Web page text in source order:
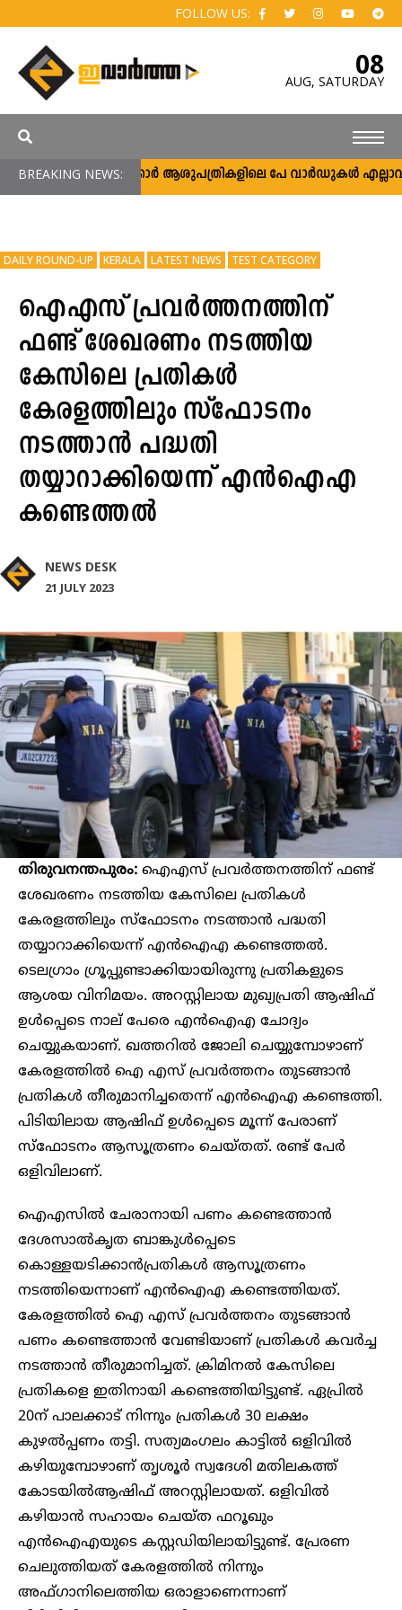
FOLLOW US:
08
AUG, SATURDAY
BREAKING NEWS:സർക്കാർ ആശുപത്രികളിലെ പേ വാർഡുകൾ
DAILY ROUND-UP KERALA LATEST NEWS TEST CATEGORY
ഐഎസ് പ്രവർത്തനത്തിന്
ഫണ്ട് ശേഖരണം നടത്തിയ
കേസിലെ പ്രതികൾ
കേരളത്തിലും സ്ഫോടനം
നടത്താൻ പദ്ധതി
തയ്യാറാക്കിയെന്ന് എൻഐഎ
കണ്ടെത്തൽ
NEWS DESK
21 JULY 2023
തിരുവനന്തപുരം: ഐഎസ് പ്രവർത്തനത്തിന് ഫണ്ട്
ശേഖരണം നടത്തിയ കേസിലെ പ്രതികൾ
കേരളത്തിലും സ്ഫോടനം നടത്താൻ പദ്ധതി
തയ്യാറാക്കിയെന്ന് എൻഐഎ കണ്ടെത്തൽ.
ടെലഗ്രാം ഗ്രൂപ്പുണ്ടാക്കിയായിരുന്നു പ്രതികളുടെ
ആശയ വിനിമയം. അറസ്റ്റിലായ മുഖ്യപ്രതി ആഷിഫ്‌
ഉൾപ്പെടെ നാല് പേരെ എൻഐഎ ചോദ്യം
ചെയ്യുകയാണ്. ഖത്തറിൽ ജോലി ചെയ്യുമ്പോഴാണ്
കേരളത്തിൽ ഐ എസ് പ്രവർത്തനം തുടങ്ങാൻ
പ്രതികൾ തീരുമാനിച്ചതെന്ന് എൻഐഎ കണ്ടെത്തി.
പിടിയിലായ ആഷിഫ് ഉൾപ്പെടെ മൂന്ന് പേരാണ്
സ്ഫോടനം ആസൂത്രണം ചെയ്തത്. രണ്ട് പേർ
ഒളിവിലാണ്.
ഐഎസിൽ ചേരാനായി പണം കണ്ടെത്താൻ
ദേശസാൽകൃത ബാങ്കുള്‍പ്പെടെ
കൊള്ളയടിക്കാൻപ്രതികള്‍ ആസൂത്രണം
നടത്തിയെന്നാണ് എൻഐഎ കണ്ടെത്തിയത്.
കേരളത്തിൽ ഐ എസ് പ്രവർത്തനം തുടങ്ങാൻ
പണം കണ്ടെത്താൻ വേണ്ടിയാണ് പ്രതികള്‍ കവർച്ച
നടത്താൻ തീരുമാനിച്ചത്. ക്രിമിനൽ കേസിലെ
പ്രതികളെ ഇതിനായി കണ്ടെത്തിയിട്ടുണ്ട്. ഏപ്രിൽ
20ന് പാലക്കാട് നിന്നും പ്രതികള്‍ 30 ലക്ഷം
കുഴൽപ്പണം തട്ടി. സത്യമംഗലം കാട്ടിൽ ഒളിവിൽ
കഴിയുമ്പോഴാണ് തൃശൂർ സ്വദേശി മതിലകത്ത്
കോടയിൽആഷിഫ് അറസ്റ്റിലായത്. ഒളിവിൽ
കഴിയാൻ സഹായം ചെയ്ത ഫറൂഖും
എന്‍ഐഎയുടെ കസ്റ്റഡിയിലായിട്ടുണ്ട്. പ്രേരണ
ചെലുത്തിയത് കേരളത്തിൽ നിന്നും
അഫ്ഗാനിലെത്തിയ ഒരാളാണെന്നാണ്